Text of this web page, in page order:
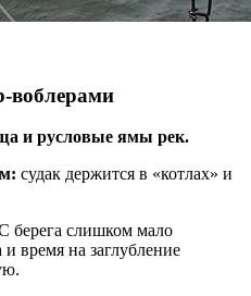
и русловые ямы рек.
судак держится в «котлах» и
берега слишком мало
время на заглубление